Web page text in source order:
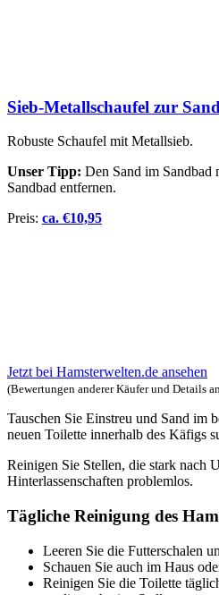
Sieb-Metallschaufel zur
Robuste Schaufel mit Metallsieb.
Unser Tipp: Den Sand im Sandbad
Sandbad entfernen.
Preis: ca. €10,95
Jetzt bei Hamsterwelten.de ansehen
(Bewertungen anderer Käufer und Details
Tauschen Sie Einstreu und Sand im
neuen Toilette innerhalb des Käfigs
Reinigen Sie Stellen, die stark nach
Hinterlassenschaften problemlos.
Tägliche Reinigung des
Leeren Sie die Futterschalen
Schauen Sie auch im Haus
Reinigen Sie die Toilette